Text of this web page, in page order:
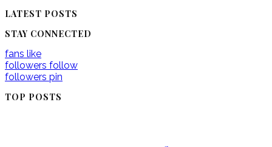
LATEST POSTS
STAY CONNECTED
fans like
followers follow
followers pin
TOP POSTS